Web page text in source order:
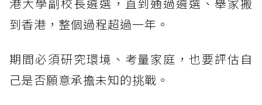
到香港，整個過程超過一年。
期間必須研究環境、考量家庭，也要評估自
己是否願意承擔未知的挑戰。